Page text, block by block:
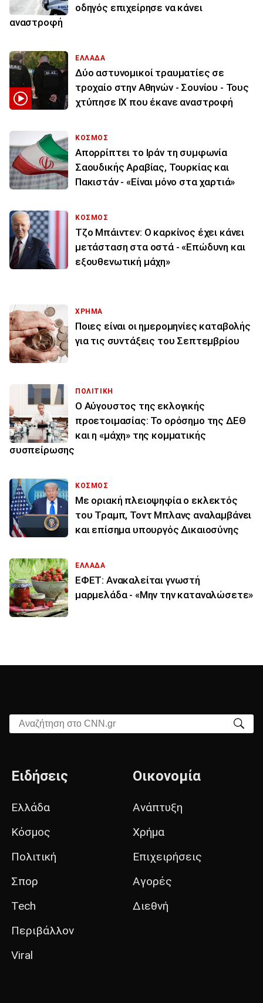
οδηγός επιχείρησε να κάνει
αναστροφή
ΕΛΛΑΔΑ
Δύο αστυνομικοί τραυματίες σε
τροχαίο στην Αθηνών - Σουνίου - Τους
χτύπησε ΙΧ που έκανε αναστροφή
ΚΟΣΜΟΣ
Απορρίπτει το Ιράν τη συμφωνία
Σαουδικής Αραβίας, Τουρκίας και
Πακιστάν - «Είναι μόνο στα χαρτιά»
ΚΟΣΜΟΣ
Τζο Μπάιντεν: Ο καρκίνος έχει κάνει
μετάσταση στα οστά - «Επώδυνη και
εξουθενωτική μάχη»
ΧΡΗΜΑ
Ποιες είναι οι ημερομηνίες καταβολής
για τις συντάξεις του Σεπτεμβρίου
ΠΟΛΙΤΙΚΗ
Ο Αύγουστος της εκλογικής
προετοιμασίας: Το ορόσημο της ΔΕΘ
και η «μάχη» της κομματικής
συσπείρωσης
ΚΟΣΜΟΣ
Με οριακή πλειοψηφία ο εκλεκτός
του Τραμπ, Τοντ Μπλανς αναλαμβάνει
και επίσημα υπουργός Δικαιοσύνης
ΕΛΛΑΔΑ
ΕΦΕΤ: Ανακαλείται γνωστή
μαρμελάδα - «Μην την καταναλώσετε»
Αναζήτηση στο CNN.gr
Ειδήσεις
Ελλάδα
Κόσμος
Πολιτική
Σπορ
Tech
Περιβάλλον
Viral
Οικονομία
Ανάπτυξη
Χρήμα
Επιχειρήσεις
Αγορές
Διεθνή